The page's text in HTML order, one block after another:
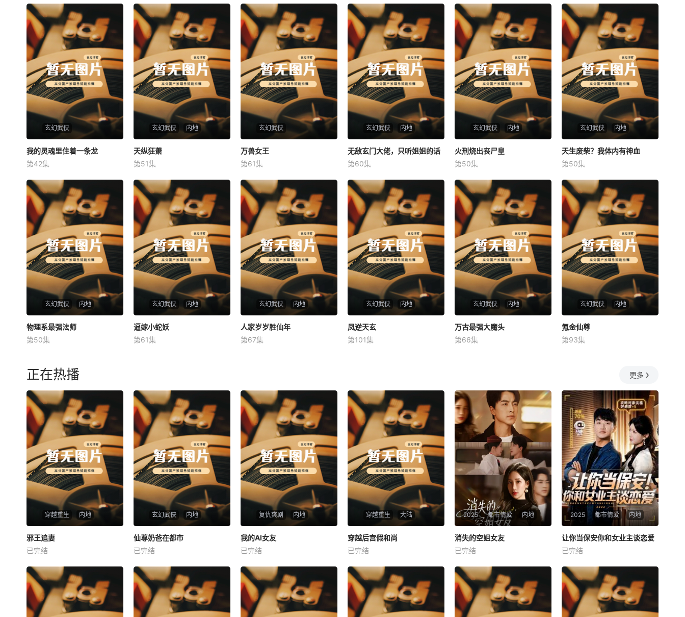
玄幻武侠
我的灵魂里住着一条龙
未知
我的灵魂里住着一条龙
第42集
玄幻武侠 内地
天纵狂萧
未知
天纵狂萧
第51集
玄幻武侠
万兽女王
未知
万兽女王
第61集
玄幻武侠 内地
无敌玄门大佬，只听姐姐的话
未知
无敌玄门大佬，只听姐姐的话
第60集
玄幻武侠 内地
火刑烧出丧尸皇
未知
火刑烧出丧尸皇
第50集
玄幻武侠 内地
未知
天生废柴？我体内有神血
第50集
玄幻武侠 内地
物理系最强法师
未知
物理系最强法师
第50集
玄幻武侠 内地
逼嫁小蛇妖
未知
逼嫁小蛇妖
第61集
玄幻武侠 内地
人家岁岁胜仙年
未知
人家岁岁胜仙年
第67集
玄幻武侠 内地
凤逆天玄
未知
凤逆天玄
第101集
玄幻武侠 内地
万古最强大魔头
未知
万古最强大魔头
第66集
玄幻武侠 内地
氪金仙尊
未知
氪金仙尊
第93集
正在热播 更多
穿越重生 内地
邪王追妻
未知
邪王追妻
已完结
玄幻武侠 内地
仙尊奶爸在都市
未知
仙尊奶爸在都市
已完结
复仇爽剧 内地
我的AI女友
未知
我的AI女友
已完结
穿越重生 大陆
穿越后宫假和尚
未知
穿越后宫假和尚
已完结
2025 都市情爱 内地
消失的空姐女友
未知
消失的空姐女友
已完结
2025 都市情爱 内地
未知
让你当保安你和女业主谈恋爱
已完结